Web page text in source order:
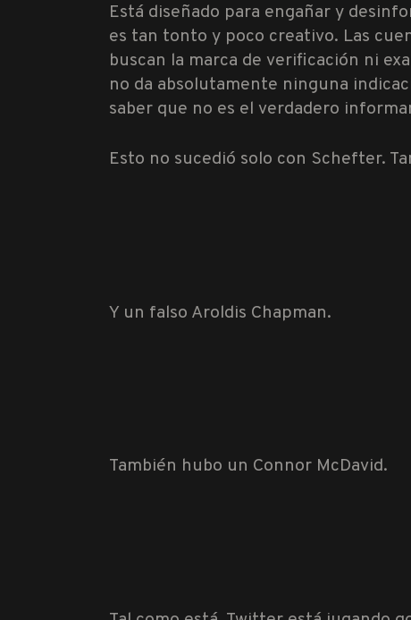
Está diseñado para engañar y
es tan tonto y poco creativo. Las
buscan la marca de verificación ni
no da absolutamente ninguna
saber que no es el verdadero
Esto no sucedió solo con Schefter.
Y un falso Aroldis Chapman.
También hubo un Connor McDavid.